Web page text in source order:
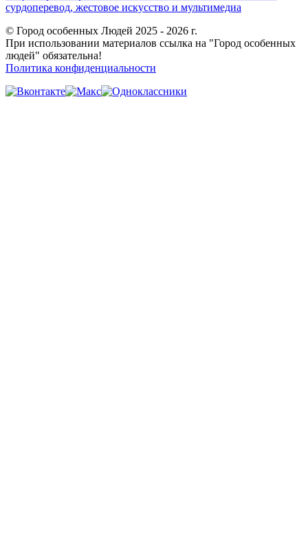
сурдоперевод, жестовое искусство и мультимедиа
© Город особенных Людей 2025 - 2026 г.
При использовании материалов ссылка на "Город особенных
людей" обязательна!
Политика конфиденциальности